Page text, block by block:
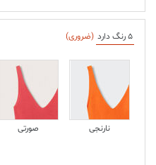
5 رنگ دارد (ضروری)
نارنجی صورتی